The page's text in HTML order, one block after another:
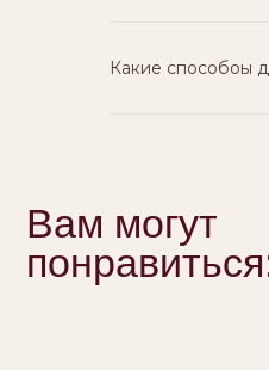
Какие способоы